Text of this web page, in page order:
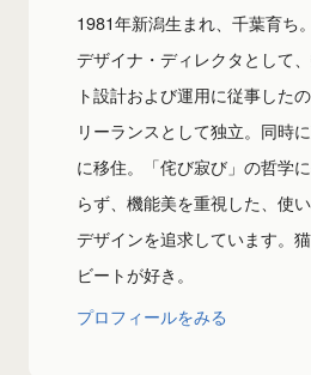
1981年新潟生まれ、千葉育ち
デザイナ・ディレクタとして
ト設計および運用に従事した
リーランスとして独立。同時
に移住。「侘び寂び」の哲学
らず、機能美を重視した、使
デザインを追求しています。
ビートが好き。
プロフィールをみる